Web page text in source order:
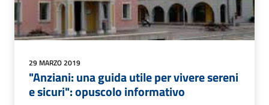
29 MARZO 2019
"Anziani: una guida utile per vivere sereni
e sicuri": opuscolo informativo